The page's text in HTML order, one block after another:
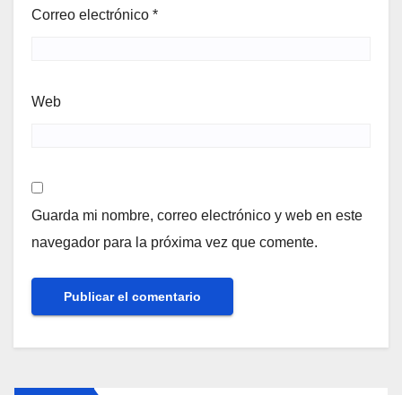
Correo electrónico *
Web
Guarda mi nombre, correo electrónico y web en este
navegador para la próxima vez que comente.